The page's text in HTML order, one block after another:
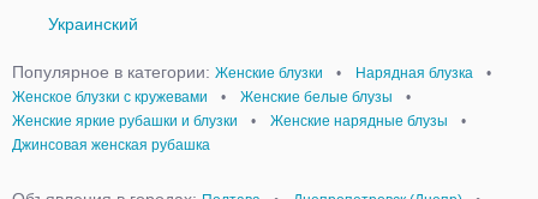
Украинский
Популярное в категории: Женские блузки • Нарядная блузка
•
Женское блузки с кружевами
• Женские белые блузы
•
Женские яркие рубашки и блузки
• Женские нарядные блузы
•
Джинсовая женская рубашка